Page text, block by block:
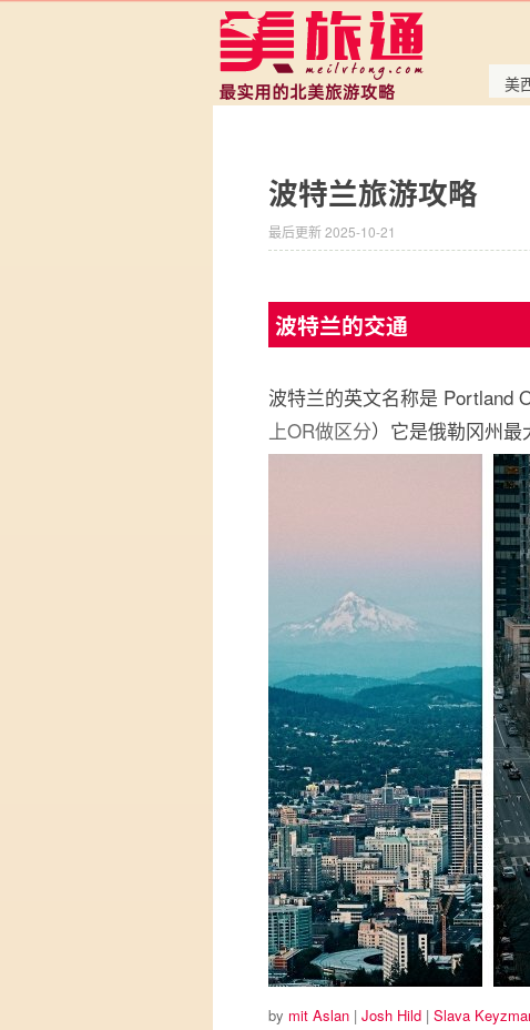
美
波特兰旅游攻略
最后更新 2025-10-21
波特兰的交通
波特兰的英文名称是 Portland
上OR做区分）它是俄勒冈州
by mit Aslan | Josh Hild | Slava